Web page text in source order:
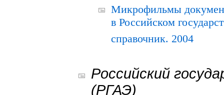
Микрофильмы
в Российском
справочник. 2004
Российский
(РГАЭ)